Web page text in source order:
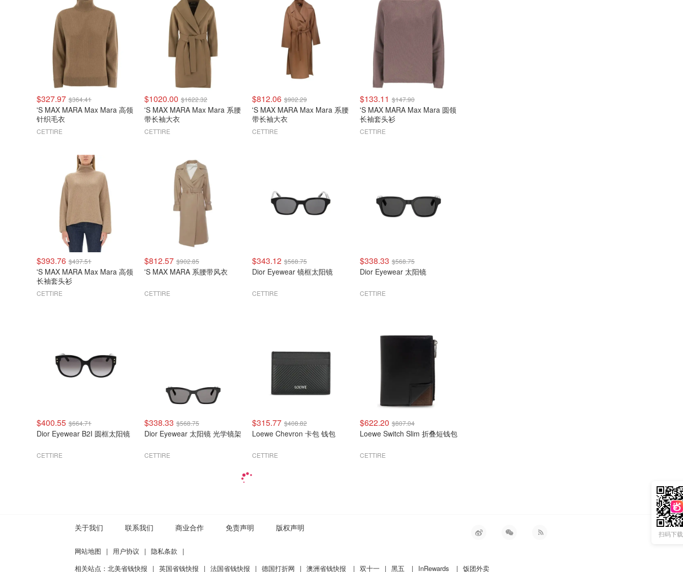
$327.97 $364.41
'S MAX MARA Max Mara 高领
针织毛衣
CETTIRE
$1020.00 $1622.32
'S MAX MARA Max Mara 系腰
带长袖大衣
CETTIRE
$812.06 $902.29
'S MAX MARA Max Mara 系腰
带长袖大衣
CETTIRE
$133.11 $147.90
'S MAX MARA Max Mara 圆领
长袖套头衫
CETTIRE
$393.76 $437.51
'S MAX MARA Max Mara 高领
长袖套头衫
CETTIRE
$812.57 $902.85
'S MAX MARA 系腰带风衣
CETTIRE
$343.12 $568.75
Dior Eyewear 镜框太阳镜
CETTIRE
$338.33 $568.75
Dior Eyewear 太阳镜
CETTIRE
$400.55 $664.71
Dior Eyewear B2I 圆框太阳镜
CETTIRE
$338.33 $568.75
Dior Eyewear 太阳镜 光学镜架
CETTIRE
$315.77 $408.82
Loewe Chevron 卡包 钱包
CETTIRE
$622.20 $807.04
Loewe Switch Slim 折叠短钱包
CETTIRE
扫码下
关于我们 联系我们 商业合作 免责声明 版权声明
网站地图 | 用户协议 | 隐私条款
|
相关站点： 北美省钱快报 | 英国省钱快报 | 法国省钱快报 | 德国打折网 | 澳洲省钱快报 | 双十一 | 黑五 | InRewards | 饭团外卖